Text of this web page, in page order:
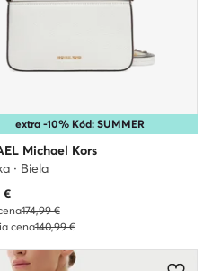
extra -10% Kód: SUMMER
Michael Kors
· Biela
cena
€
174,99 €
cena140,99 €